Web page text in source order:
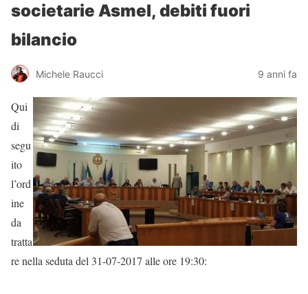
societarie Asmel, debiti fuori
bilancio
Michele Raucci 9 anni fa
Qui
di
segu
ito
l’ord
ine
da
tratta
re nella seduta del 31-07-2017 alle ore 19:30: